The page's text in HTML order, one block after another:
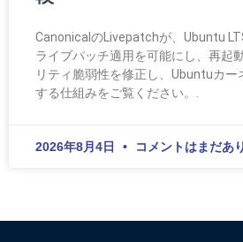
CanonicalのLivepatchが、Ubuntu
ライブパッチ適用を可能にし、再起
リティ脆弱性を修正し、Ubuntuカー
する仕組みをご覧ください。.
2026年8月4日 コメントはまだあ